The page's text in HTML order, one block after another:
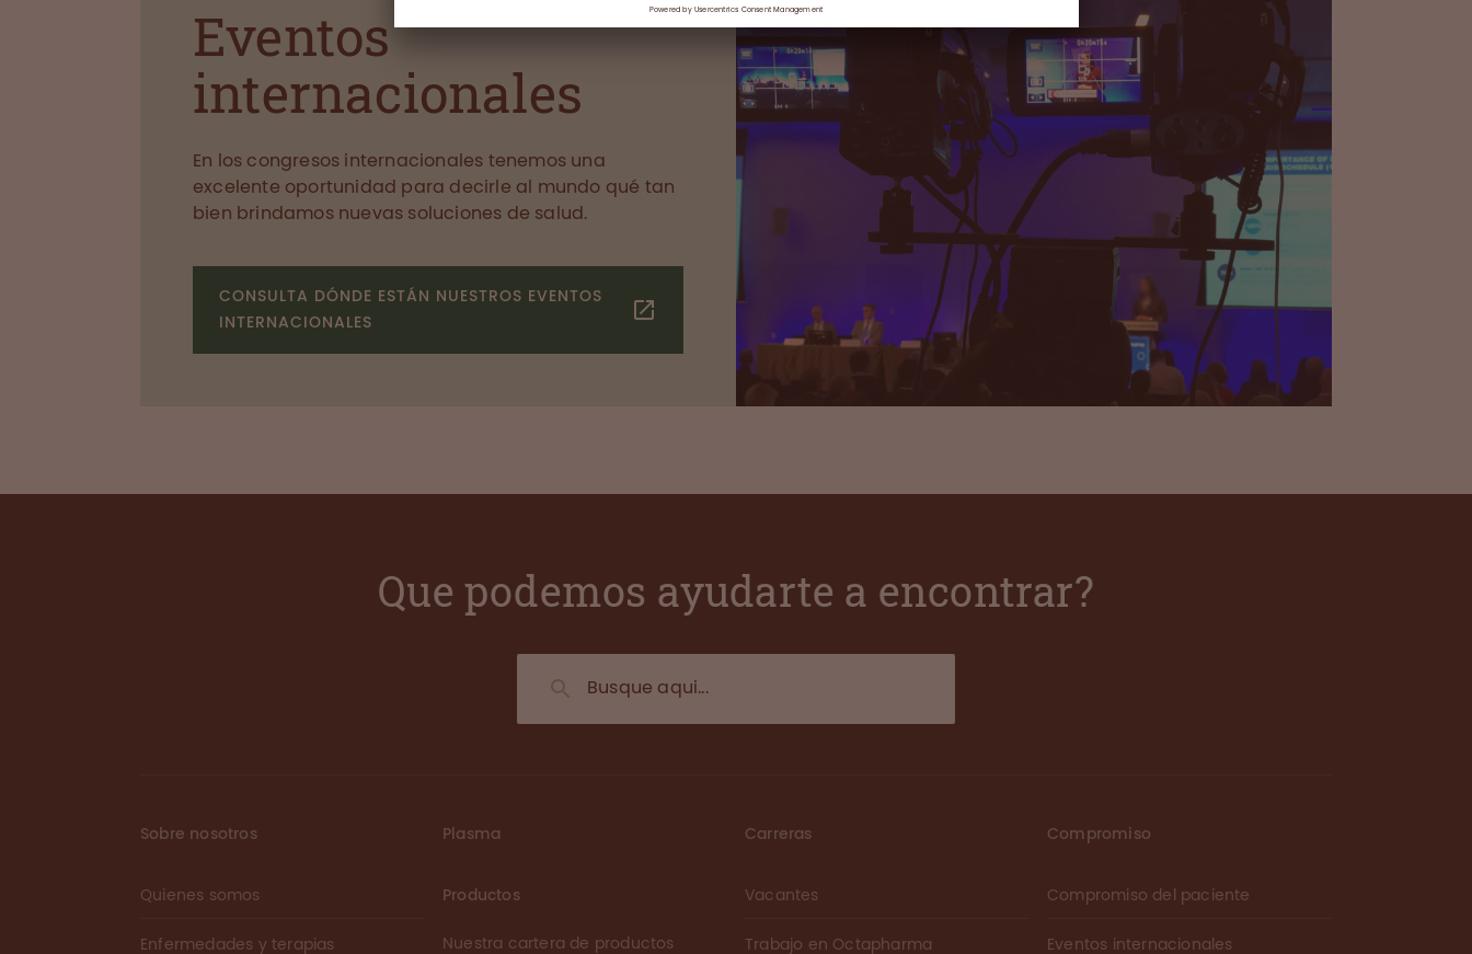
Eventos
internacionales
En los congresos internacionales tenemos una
excelente oportunidad para decirle al mundo qué tan
bien brindamos nuevas soluciones de salud.
CONSULTA DÓNDE ESTÁN NUESTROS EVENTOS
INTERNACIONALES
Que podemos ayudarte a encontrar?
Sobre nosotros
Quienes somos
Enfermedades y terapias
Plasma
Productos
Nuestra cartera de productos
Carreras
Vacantes
Trabajo en Octapharma
Compromiso
Compromiso del paciente
Eventos internacionales